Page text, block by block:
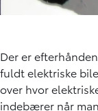
Der er
fuldt elektriske
over hvor
indebærer når